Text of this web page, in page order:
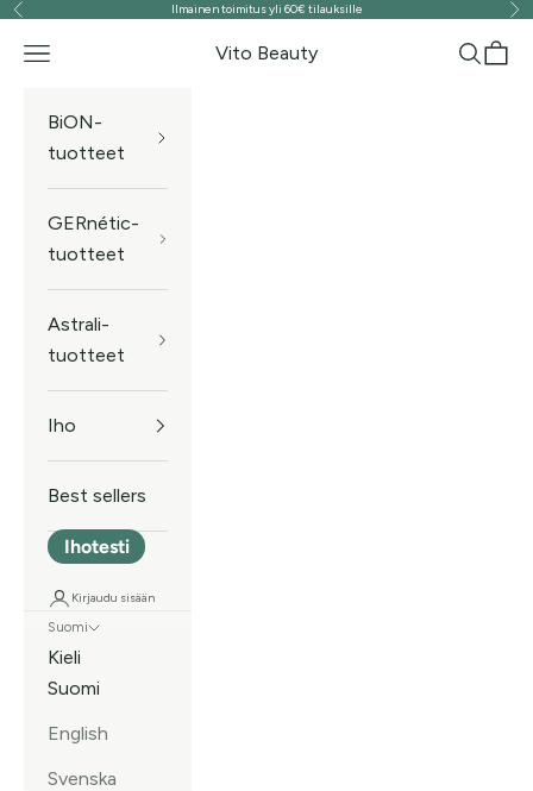
Siirry sisältöön
Edellinen Ilmainen toimitus yli 60€ tilauksille
Vito Beauty
Valikko Haku
BiON-
tuotteet
GERnétic-
tuotteet
Astrali-
tuotteet
Iho
Best sellers
Ihotesti
Kirjaudu sisään
Suomi
Kieli
Suomi
English
Svenska